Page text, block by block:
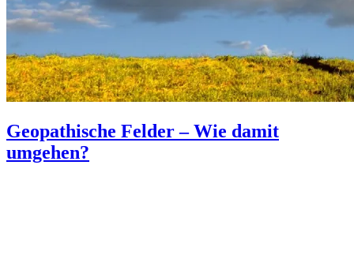
Geopathische Felder – Wie damit
umgehen?